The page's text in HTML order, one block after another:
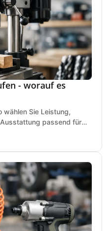
- worauf es
wählen Sie Leistung,
passend für